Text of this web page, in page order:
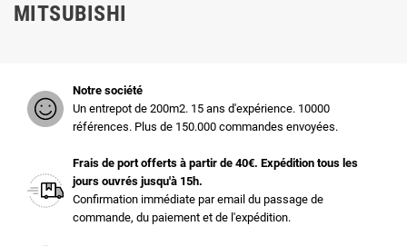
MITSUBISHI
Notre société
Un entrepot de 200m2. 15 ans d'expérience. 10000
références. Plus de 150.000 commandes envoyées.
Frais de port offerts à partir de 40€. Expédition tous les
jours ouvrés jusqu'à 15h.
Confirmation immédiate par email du passage de
commande, du paiement et de l'expédition.